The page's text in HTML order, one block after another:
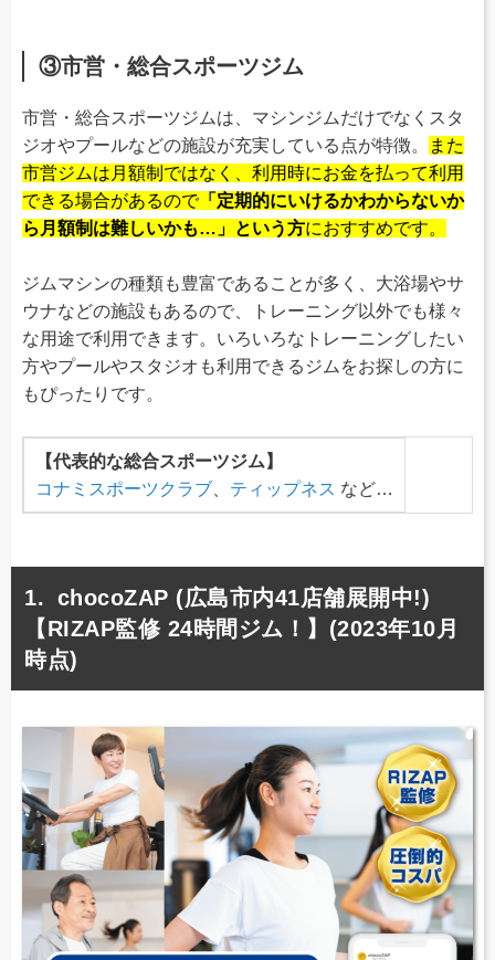
③市営・総合スポーツジム
市営・総合スポーツジムは、マシンジムだけでなくスタ
ジオやプールなどの施設が充実している点が特徴。
また
市営ジムは月額制ではなく、利用時にお金を払って利用
できる場合があるので「定期的にいけるかわからないか
ら月額制は難しいかも…」という方におすすめです。
ジムマシンの種類も豊富であることが多く、大浴場やサ
ウナなどの施設もあるので、トレーニング以外でも様々
な用途で利用できます。いろいろなトレーニングしたい
方やプールやスタジオも利用できるジムをお探しの方に
もぴったりです。
【代表的な総合スポーツジム】
コナミスポーツクラブ
ティップネス など…
chocoZAP (広島市内41店舗展開中!)
【RIZAP監修 24時間ジム！】(2023年10月
時点)